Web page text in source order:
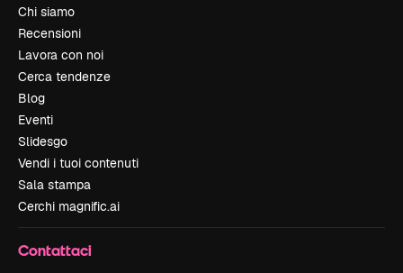
Chi siamo
Recensioni
Lavora con noi
Cerca tendenze
Blog
Eventi
Slidesgo
Vendi i tuoi contenuti
Sala stampa
Cerchi magnific.ai
Contattaci